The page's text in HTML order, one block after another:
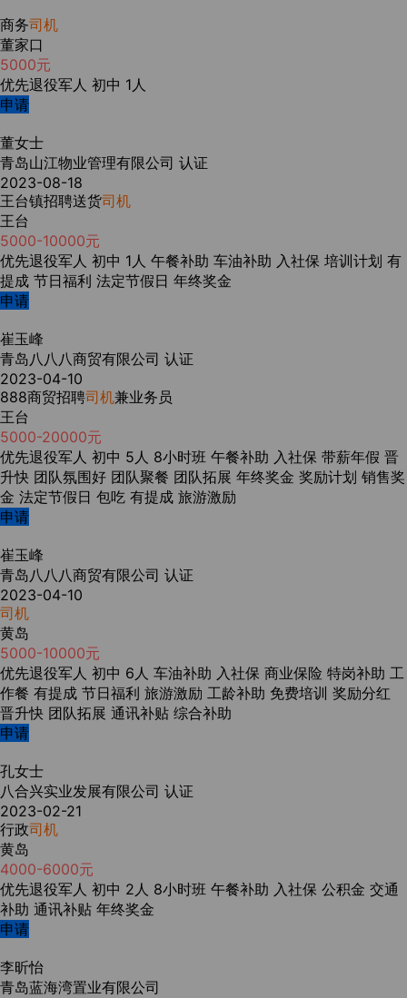
商务司机
董家口
5000元
优先退役军人 初中 1人
申请
董女士
青岛山江物业管理有限公司 认证
2023-08-18
王台镇招聘送货司机
王台
5000-10000元
优先退役军人 初中 1人 午餐补助 车油补助 入社保 培训计划 有
提成 节日福利 法定节假日 年终奖金
申请
崔玉峰
青岛八八八商贸有限公司 认证
2023-04-10
888商贸招聘司机兼业务员
王台
5000-20000元
优先退役军人 初中 5人 8小时班 午餐补助 入社保 带薪年假 晋
升快 团队氛围好 团队聚餐 团队拓展 年终奖金 奖励计划 销售奖
金 法定节假日 包吃 有提成 旅游激励
申请
崔玉峰
青岛八八八商贸有限公司 认证
2023-04-10
司机
黄岛
5000-10000元
优先退役军人 初中 6人 车油补助 入社保 商业保险 特岗补助 工
作餐 有提成 节日福利 旅游激励 工龄补助 免费培训 奖励分红
晋升快 团队拓展 通讯补贴 综合补助
申请
孔女士
八合兴实业发展有限公司 认证
2023-02-21
行政司机
黄岛
4000-6000元
优先退役军人 初中 2人 8小时班 午餐补助 入社保 公积金 交通
补助 通讯补贴 年终奖金
申请
李昕怡
青岛蓝海湾置业有限公司